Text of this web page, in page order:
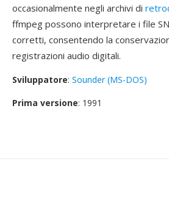
occasionalmente negli archivi di
ffmpeg possono interpretare i file
corretti, consentendo la
registrazioni audio digitali.
Sviluppatore: Sounder (MS-DOS)
Prima versione: 1991